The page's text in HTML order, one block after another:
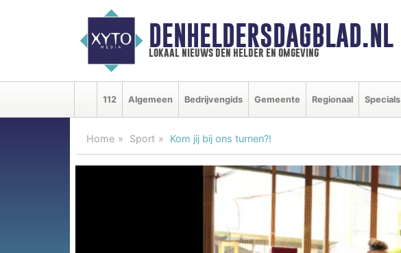
DENHELDERSDAGBLAD.NL
lokaal nieuws den helder en omgeving
112 Algemeen Bedrijvengids Gemeente Regionaal Specials
Home Sport Kom jij bij ons turnen?!